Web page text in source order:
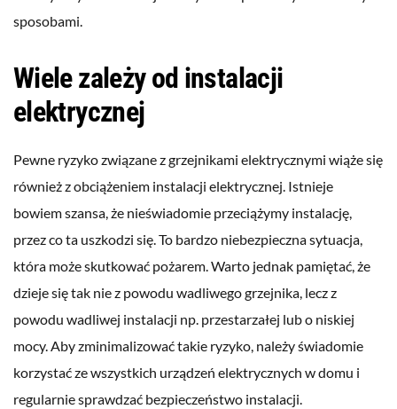
sposobami.
Wiele zależy od instalacji
elektrycznej
Pewne ryzyko związane z grzejnikami elektrycznymi wiąże się
również z obciążeniem instalacji elektrycznej. Istnieje
bowiem szansa, że nieświadomie przeciążymy instalację,
przez co ta uszkodzi się. To bardzo niebezpieczna sytuacja,
która może skutkować pożarem. Warto jednak pamiętać, że
dzieje się tak nie z powodu wadliwego grzejnika, lecz z
powodu wadliwej instalacji np. przestarzałej lub o niskiej
mocy. Aby zminimalizować takie ryzyko, należy świadomie
korzystać ze wszystkich urządzeń elektrycznych w domu i
regularnie sprawdzać bezpieczeństwo instalacji.